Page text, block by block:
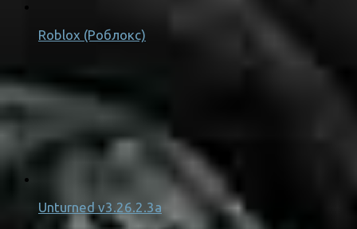
Roblox (Роблокс)
Unturned v3.26.2.3a